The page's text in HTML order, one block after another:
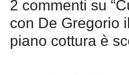
2 commenti su
con De Gregorio
piano cottura è